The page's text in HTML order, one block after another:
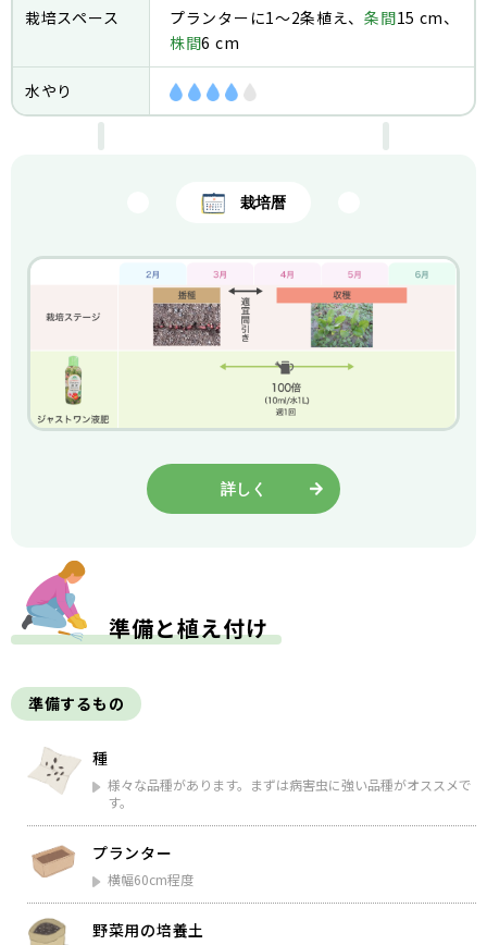
栽培スペース プランターに1〜2条植え、条間15 cm、
株間6 cm
水やり
栽培暦
詳しく
準備と植え付け
準備するもの
種
様々な品種があります。まずは病害虫に強い品種がオススメで
す。
プランター
横幅60cm程度​
野菜用の培養土